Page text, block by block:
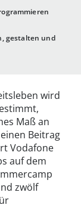
gestalten und
wird
Maß an
Beitrag
Vodafone
auf dem
zwölf